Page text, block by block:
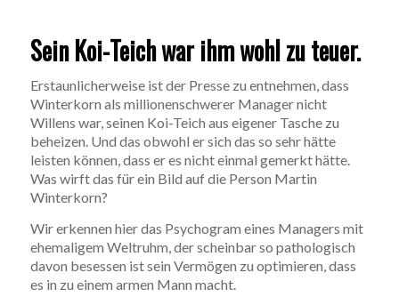
Sein Koi-Teich war ihm wohl zu teuer.
Erstaunlicherweise ist der Presse zu entnehmen, dass
Winterkorn als millionenschwerer Manager nicht
Willens war, seinen Koi-Teich aus eigener Tasche zu
beheizen. Und das obwohl er sich das so sehr hätte
leisten können, dass er es nicht einmal gemerkt hätte.
Was wirft das für ein Bild auf die Person Martin
Winterkorn?
Wir erkennen hier das Psychogram eines Managers mit
ehemaligem Weltruhm, der scheinbar so pathologisch
davon besessen ist sein Vermögen zu optimieren, dass
es in zu einem armen Mann macht.